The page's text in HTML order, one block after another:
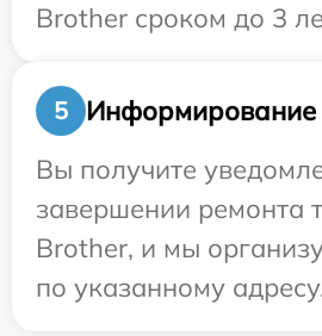
Brother сроком до 3
5
Информирование
Вы получите
завершении ремонта
Brother, и мы
по указанному